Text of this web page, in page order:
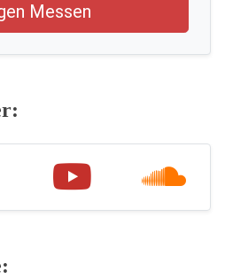
Messen